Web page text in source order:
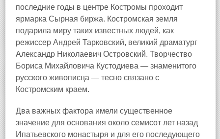
последние годы в центре Костромы проходит
ярмарка Сырная биржа. Костромская земля
подарила миру таких известных людей, как
режиссер Андрей Тарковский, великий драматург
Александр Николаевич Островский. Творчество
Бориса Михайловича Кустодиева — знаменитого
русского живописца — тесно связано с
Костромским краем.
Два важных фактора имели существенное
значение для основания около семисот лет назад
Ипатьевского монастыря и для его последующего